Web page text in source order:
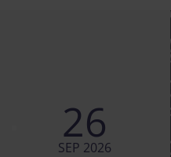
26
SEP 2026